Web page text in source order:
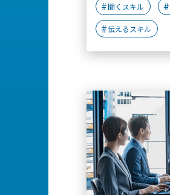
聞くスキル
伝えるスキル